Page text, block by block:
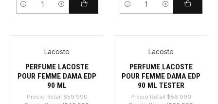
Cantidad Cantidad
Lacoste
PERFUME LACOSTE
POUR FEMME DAMA EDP
90 ML
Precio Retail $59.990
Lacoste
PERFUME LACOSTE
POUR FEMME DAMA EDP
90 ML TESTER
Precio Retail $56.990